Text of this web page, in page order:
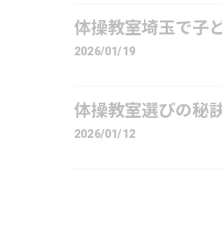
体操教室埼玉で子
2026/01/19
体操教室選びの秘
2026/01/12